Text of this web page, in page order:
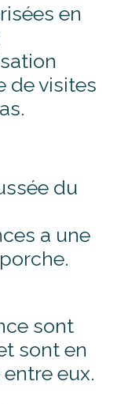
en
de visites
du
a une
sont
sont en
eux.